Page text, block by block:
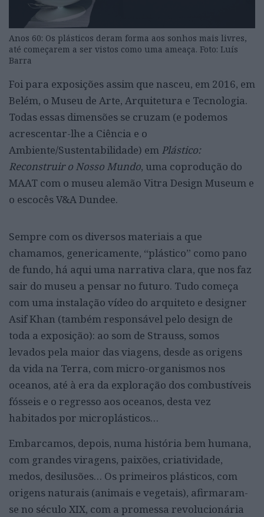
Anos 60: Os plásticos deram forma aos sonhos mais livres,
até começarem a ser vistos como uma ameaça. Foto: Luís
Barra
Foi para exposições assim que nasceu, em 2016, em
Belém, o Museu de Arte, Arquitetura e Tecnologia.
Todas essas dimensões se cruzam (e podemos
acrescentar-lhe a Ciência e o
Ambiente/Sustentabilidade) em Plástico:
Reconstruir o Nosso Mundo, uma coprodução do
MAAT com o museu alemão Vitra Design Museum e
o escocês V&A Dundee.
Sempre com os diversos materiais a que
chamamos, genericamente, “plástico” como pano
de fundo, há aqui uma narrativa clara, que nos faz
sair do museu a pensar no futuro. Tudo começa
com uma instalação vídeo do arquiteto e designer
Asif Khan (também responsável pelo design de
toda a exposição): ao som de Strauss, somos
levados pela maior das viagens, desde as origens
da vida na Terra, com micro-organismos nos
oceanos, até à era da exploração dos combustíveis
fósseis e o regresso aos oceanos, desta vez
habitados por microplásticos…
Embarcamos, depois, numa história bem humana,
com grandes viragens, paixões, criatividade,
medos, desilusões… Os primeiros plásticos, com
origens naturais (animais e vegetais), afirmaram-
se no século XIX, com a promessa revolucionária